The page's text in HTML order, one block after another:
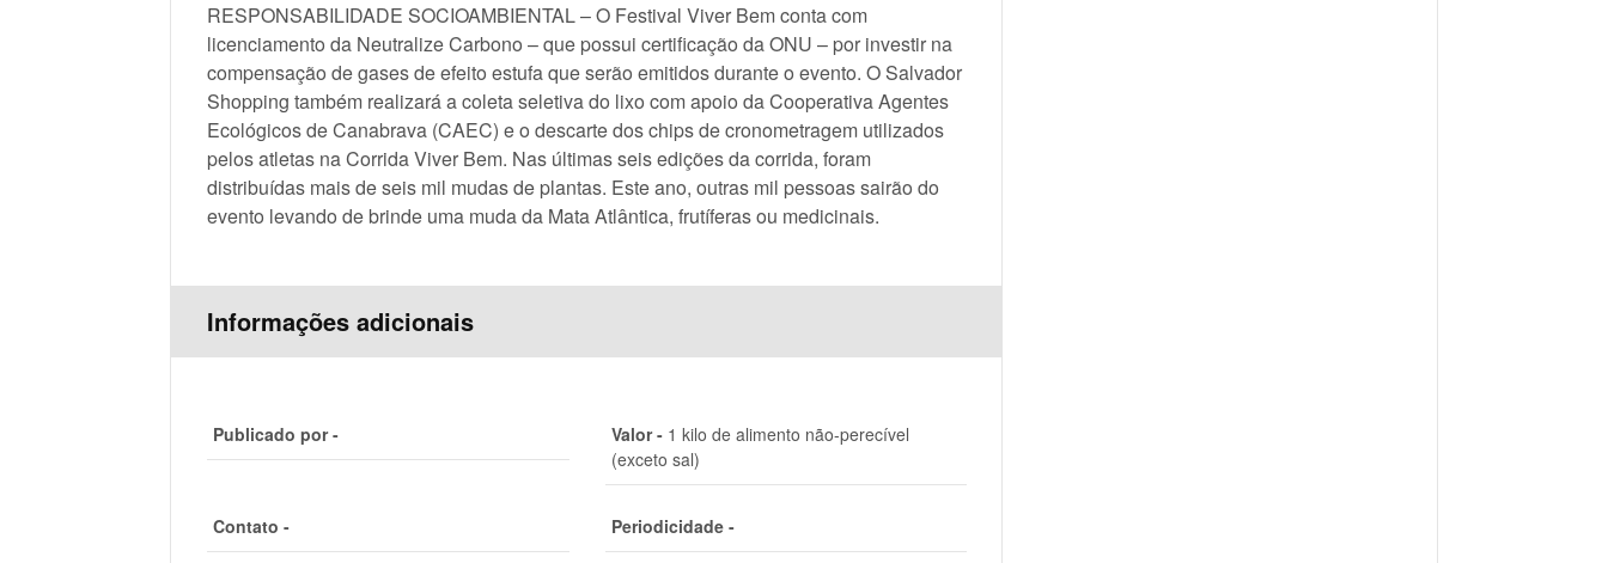
RESPONSABILIDADE SOCIOAMBIENTAL – O Festival Viver Bem conta com
licenciamento da Neutralize Carbono – que possui certificação da ONU – por investir na
compensação de gases de efeito estufa que serão emitidos durante o evento. O Salvador
Shopping também realizará a coleta seletiva do lixo com apoio da Cooperativa Agentes
Ecológicos de Canabrava (CAEC) e o descarte dos chips de cronometragem utilizados
pelos atletas na Corrida Viver Bem. Nas últimas seis edições da corrida, foram
distribuídas mais de seis mil mudas de plantas. Este ano, outras mil pessoas sairão do
evento levando de brinde uma muda da Mata Atlântica, frutíferas ou medicinais.
Informações adicionais
Publicado por - Valor -1 kilo de alimento não-perecível
(exceto sal)
Contato - Periodicidade -